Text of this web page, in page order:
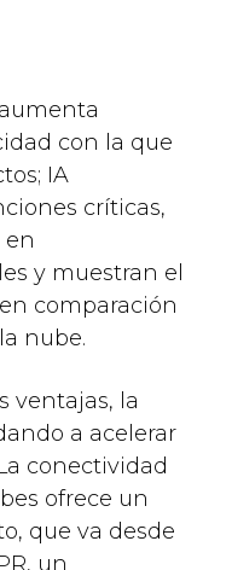
con la que
IA
críticas,
en
y muestran el
comparación
nube.
ventajas, la
a acelerar
conectividad
ofrece un
que va desde
un